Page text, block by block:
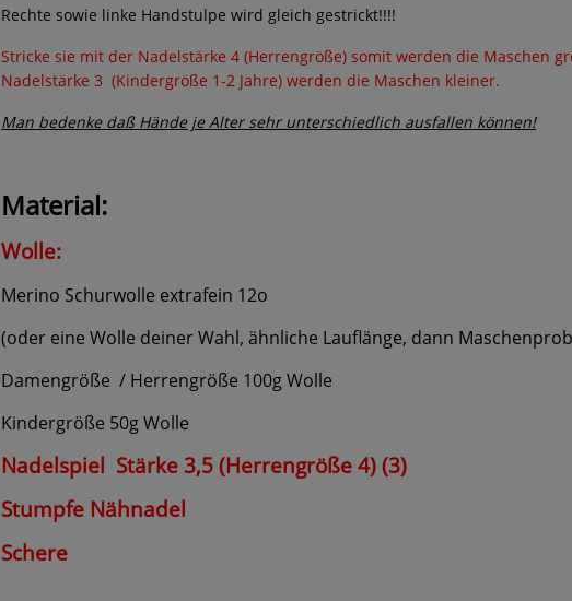
Rechte sowie linke Handstulpe wird gleich gestrickt!!!!
Stricke sie mit der Nadelstärke 4 (Herrengröße) somit werden die Maschen
Nadelstärke 3 (Kindergröße 1-2 Jahre) werden die Maschen kleiner.
Man bedenke daß Hände je Alter sehr unterschiedlich ausfallen können!
Material:
Wolle:
Merino Schurwolle extrafein 12o
(oder eine Wolle deiner Wahl, ähnliche Lauflänge, dann
Damengröße / Herrengröße 100g Wolle
Kindergröße 50g Wolle
Nadelspiel Stärke 3,5 (Herrengröße 4) (3)
Stumpfe Nähnadel
Schere